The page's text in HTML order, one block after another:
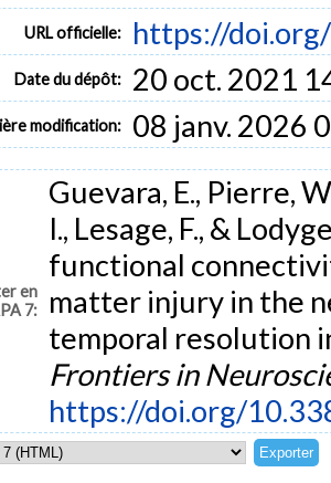
URL officielle: https://
Date du dépôt: 20 oct. 2021
modification: 08 janv. 2026
en
7:
Guevara, E., Pierre,
I., Lesage, F., &
functional
matter injury in the
temporal resolution
Frontiers in
https://doi.org/